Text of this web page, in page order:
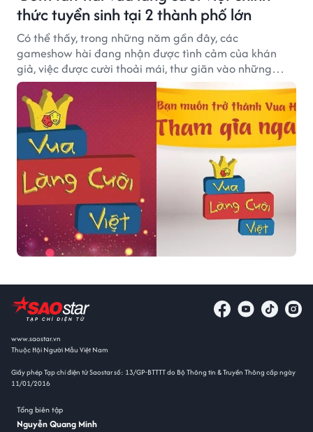
thức tuyển sinh tại 2 thành phố lớn
Có thể thấy, trong những năm gần đây, các
gameshow hài đang nhận được tình cảm của khán
giả, việc được cười thoải mái, thư giãn vào những
ngày cuối tuần trở thành nhu cầu không thể thiếu.
www.saostar.vn
Thuộc Hội Người Mẫu Việt Nam
Giấy phép Tạp chí điện tử Saostar số: 13/GP-BTTTT do Bộ Thông tin & Truyền Thông cấp ngày
11/01/2016
Tổng biên tập
Nguyễn Quang Minh